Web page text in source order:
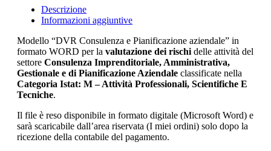
Descrizione
Informazioni aggiuntive
Modello “DVR Consulenza e Pianificazione aziendale” in
formato WORD per la valutazione dei rischi delle attività del
settore Consulenza Imprenditoriale, Amministrativa,
Gestionale e di Pianificazione Aziendale classificate nella
Categoria Istat: M – Attività Professionali, Scientifiche E
Tecniche.
Il file è reso disponibile in formato digitale (Microsoft Word) e
sarà scaricabile dall’area riservata (I miei ordini) solo dopo la
ricezione della contabile del pagamento.